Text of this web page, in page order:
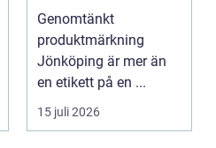
förenklar vardagen
Genomtänkt
produktmärkning
Jönköping är mer än
en etikett på en ...
15 juli 2026